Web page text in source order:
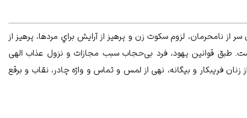
نامحرمان، لزوم سکوت زن و پرهیز از آرایش براي مردها، پرهیز از
طبق قوانین یهود، فرد بی‌حجاب سبب مجازات و نزول عذاب الهی
فریبکار و بیگانه، نهی از لمس و تماس و واژه چادر، نقاب و برقع